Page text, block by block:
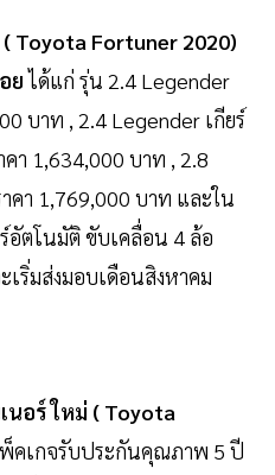
Toyota Fortuner 2020)
ยได้แก่ รุ่น 2.4 Legender
บาท , 2.4 Legender เกียร์
า 1,634,000 บาท , 2.8
คา 1,769,000 บาท และใน
อัตโนมัติ ขับเคลื่อน 4 ล้อ
เริ่มส่งมอบเดือนสิงหาคม
นอร์ ใหม่ ( Toyota
คเกจรับประกันคุณภาพ 5 ปี